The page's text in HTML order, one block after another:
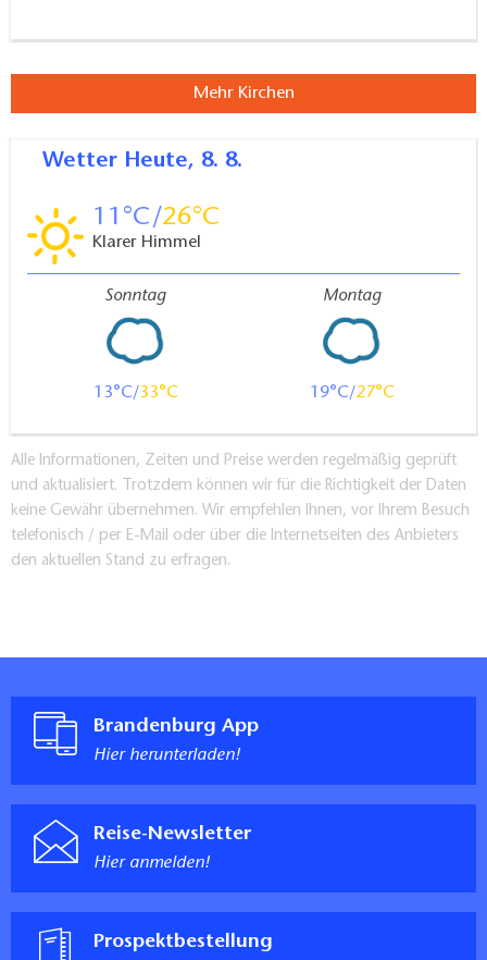
Mehr Kirchen
Wetter Heute, 8. 8.
11 26
Klarer Himmel
Sonntag
13 33
Montag
19 27
Alle Informationen, Zeiten und Preise werden regelmäßig geprüft
und aktualisiert. Trotzdem können wir für die Richtigkeit der Daten
keine Gewähr übernehmen. Wir empfehlen Ihnen, vor Ihrem Besuch
telefonisch / per E-Mail oder über die Internetseiten des Anbieters
den aktuellen Stand zu erfragen.
Brandenburg App
Hier herunterladen!
Reise-Newsletter
Hier anmelden!
Prospektbestellung